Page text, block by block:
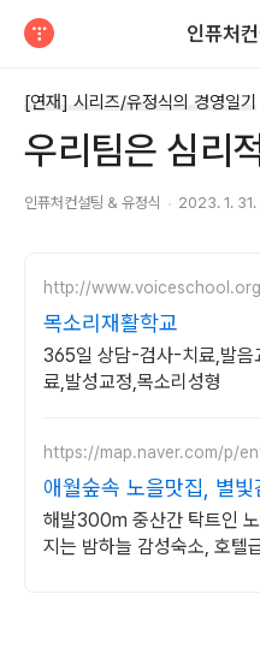
인퓨처
[연재] 시리즈/유정식의 경영일기
우리팀은 심리
인퓨처컨설팅 & 유정식 2023. 1.
http://www.voiceschool.org
목소리재활학교
365일 상담-검사-치료,발음
료,발성교정,목소리성형
https://map.naver.com/p/
애월숲속 노을맛집, 별빛
완벽구비, 대가족
해발300m 중산간 탁트인
지는 밤하늘 감성숙소, 호텔